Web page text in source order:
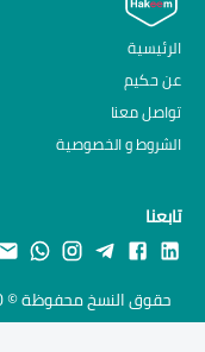
الرئيسية
عن حكيم
تواصل معنا
الشروط و الخصوصية
تابعنا
حقوق النسخ محفوظة © 2020 لدى